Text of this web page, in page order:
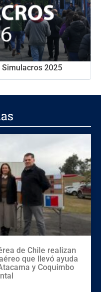
2025
de Chile realizan
que llevó ayuda
y Coquimbo